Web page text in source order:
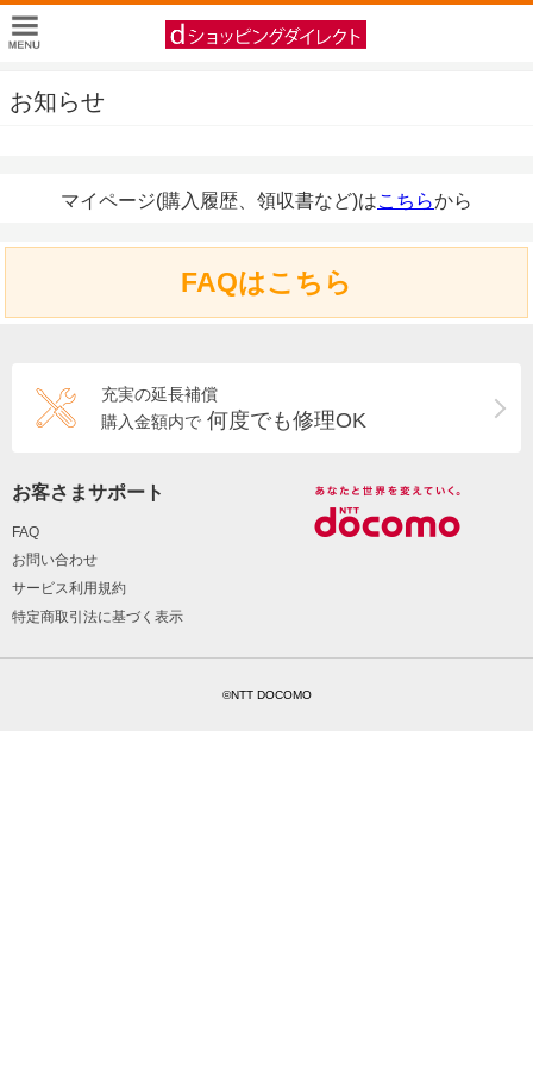
お知らせ
マイページ(購入履歴、領収書など)はこちらから
FAQはこちら
充実の延長補償
購入金額内で 何度でも修理OK
お客さまサポート
FAQ
お問い合わせ
サービス利用規約
特定商取引法に基づく表示
©NTT DOCOMO